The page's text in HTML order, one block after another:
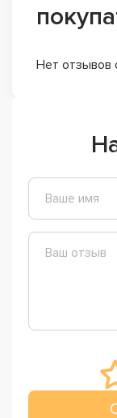
Нет отзывов